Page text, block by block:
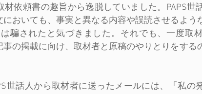
依頼書の趣旨から逸脱していました。PAPS世
おいても、事実と異なる内容や誤読させるよう
騙されたと気づきました。それでも、一度取
事の掲載に向け、取材者と原稿のやりとりをする
世話人から取材者に送ったメールには、「私の